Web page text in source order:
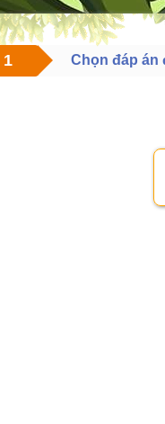
1 Chọn đáp án